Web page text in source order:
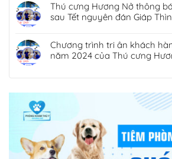
Thú cưng Hương Nở thông
sau Tết nguyên đán Giáp
Chương trình tri ân khách
năm 2024 của Thú cưng